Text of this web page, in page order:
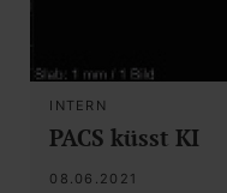
INTERN
PACS küsst KI
08.06.2021